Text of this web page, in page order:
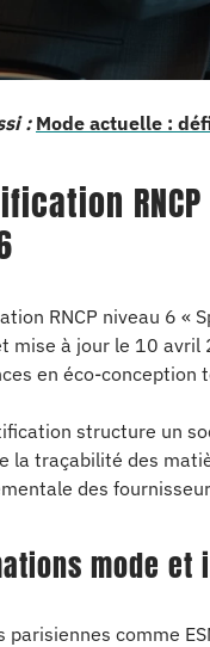
: Mode actuelle :
RNCP niveau 6 «
mise à jour le 10 avril
en éco-conception
structure un
la traçabilité des
des
mode
parisiennes comme